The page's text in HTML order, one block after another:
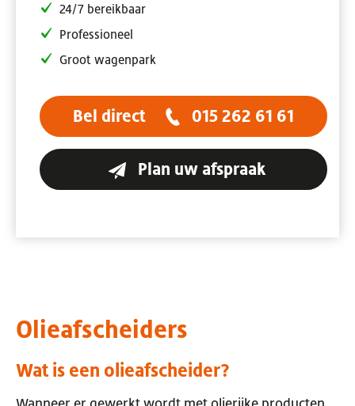
24/7 bereikbaar
Professioneel
Groot wagenpark
Bel direct 015 262 61 61
Plan uw afspraak
Olieafscheiders
Wat is een olieafscheider?